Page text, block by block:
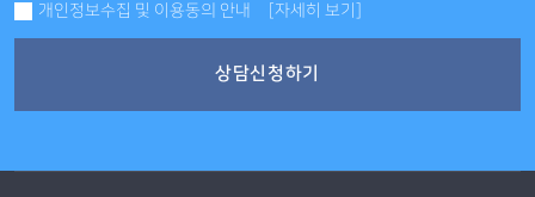
개인정보수집 및 이용동의 안내 [자세히 보기]
상담신청하기